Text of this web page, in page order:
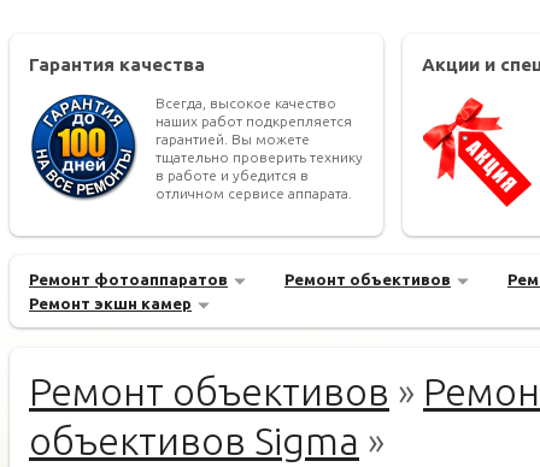
Гарантия качества
Всегда, высокое качество
наших работ подкрепляется
гарантией. Вы можете
тщательно проверить технику
в работе и убедится в
отличном сервисе аппарата.
Акции и
Ремонт фотоаппаратов Ремонт объективов
Ремонт экшн камер
Ремонт объективов »
объективов Sigma »